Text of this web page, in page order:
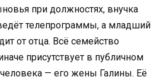
при должностях, внучка
телепрограммы, а младший
от отца. Всё семейство
присутствует в публичном
— его жены Галины. Её